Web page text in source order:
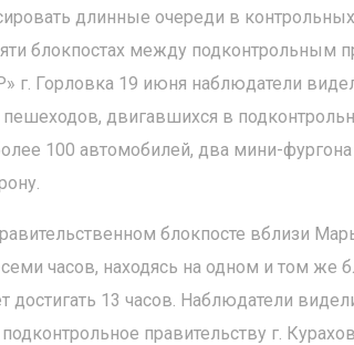
длинные очереди в
блокпостах между подконтрольным
г. Горловка 19 июня наблюдатели
двигавшихся в
100 автомобилей, два мини-
блокпосте вблизи
часов, находясь на одном и том же
13 часов. Наблюдатели
правительству г.